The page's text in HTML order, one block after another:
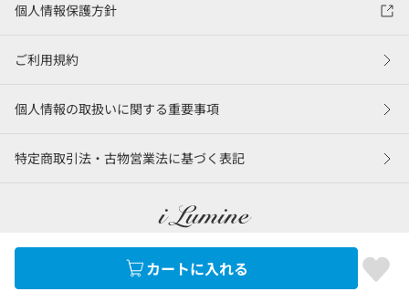
カートに入れる
個人情報保護方針
ご利用規約
個人情報の取扱いに関する重要事項
特定商取引法・古物営業法に基づく表記
©LUMINE Co., Ltd.